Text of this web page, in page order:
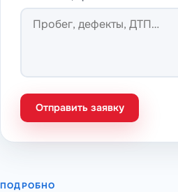
Отправить заявку
ПОДРОБНО